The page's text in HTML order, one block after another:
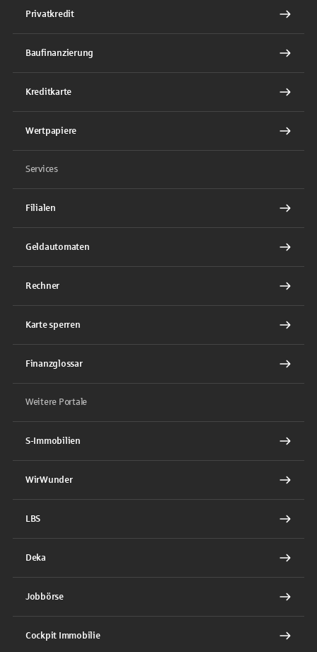
Privatkredit
Baufinanzierung
Kreditkarte
Wertpapiere
Services
Filialen
Geldautomaten
Rechner
Karte sperren
Finanzglossar
Weitere Portale
S-Immobilien
WirWunder
LBS
Deka
Jobbörse
Cockpit Immobilie